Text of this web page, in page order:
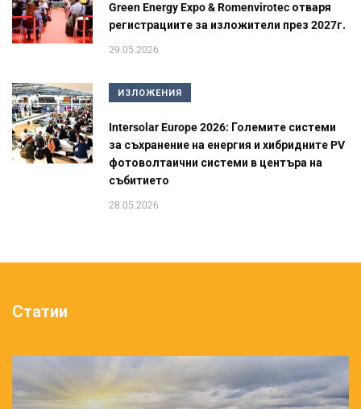
Green Energy Expo & Romenvirotec отваря
регистрациите за изложители през 2027г.
29.05.2026
ИЗЛОЖЕНИЯ
Intersolar Europe 2026: Големите системи
за съхранение на енергия и хибридните PV
фотоволтаични системи в центъра на
събитието
28.05.2026
Статии